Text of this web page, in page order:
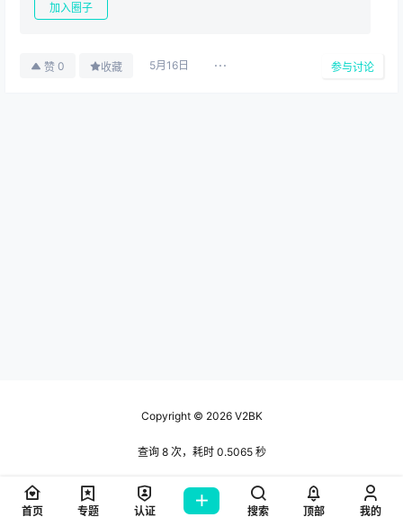
加入圈子
赞 0 收藏 5月16日 参与讨论
Copyright © 2026V2BK
查询 8 次，耗时 0.5065 秒
首页 专题 认证 搜索 顶部 我的